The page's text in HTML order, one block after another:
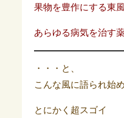
果物を豊作にする東
あらゆる病気を治す
・・・と、
こんな風に語られ始
とにかく超スゴイ